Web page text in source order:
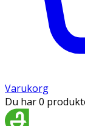
Varukorg
Du har 0